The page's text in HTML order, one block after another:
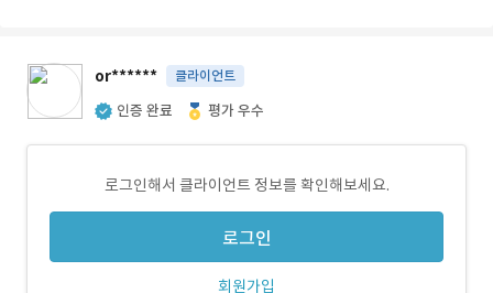
or****** 클라이언트
인증 완료 평가 우수
로그인해서 클라이언트 정보를 확인해보세요.
로그인
회원가입